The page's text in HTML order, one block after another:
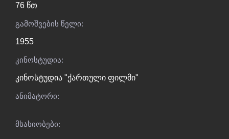
76 წთ
გამოშვების წელი:
1955
კინოსტუდია:
კინოსტუდია "ქართული ფილმი"
ანიმატორი:
მსახიობები: